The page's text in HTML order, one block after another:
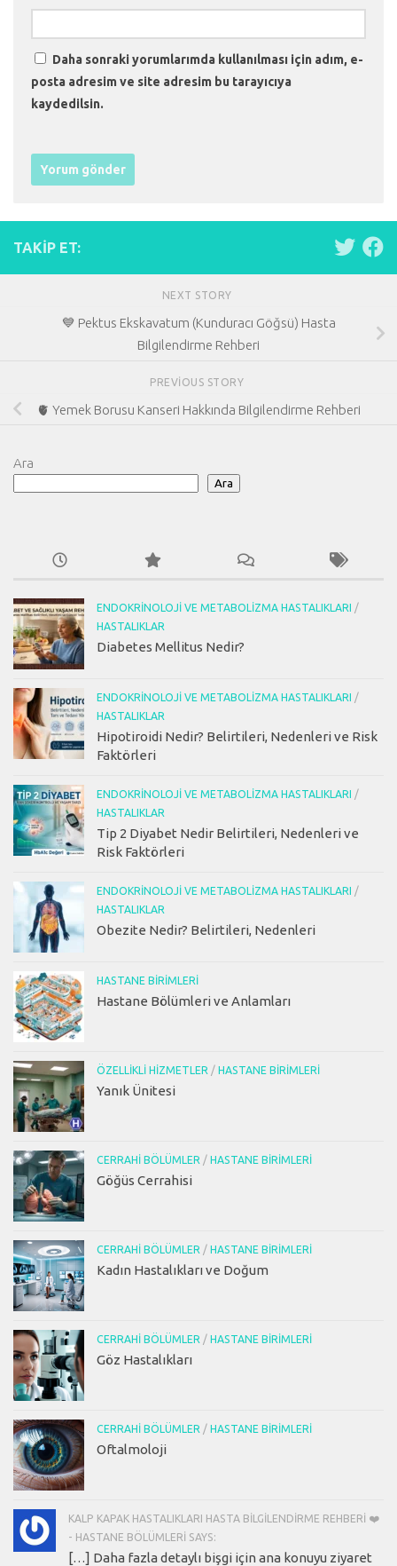
Daha sonraki yorumlarımda kullanılması için adım, e-
posta adresim ve site adresim bu tarayıcıya
kaydedilsin.
TAKIP ET:
NEXT STORY
💙 Pektus Ekskavatum (Kunduracı Göğsü) Hasta
Bilgilendirme Rehberi
PREVIOUS STORY
🫀 Yemek Borusu Kanseri Hakkında Bilgilendirme Rehberi
Ara
Ara
ENDOKRINOLOJI VE METABOLIZMA HASTALIKLARI /
HASTALIKLAR
Diabetes Mellitus Nedir?
ENDOKRINOLOJI VE METABOLIZMA HASTALIKLARI /
HASTALIKLAR
Hipotiroidi Nedir? Belirtileri, Nedenleri ve Risk
Faktörleri
ENDOKRINOLOJI VE METABOLIZMA HASTALIKLARI /
HASTALIKLAR
Tip 2 Diyabet Nedir Belirtileri, Nedenleri ve
Risk Faktörleri
ENDOKRINOLOJI VE METABOLIZMA HASTALIKLARI /
HASTALIKLAR
Obezite Nedir? Belirtileri, Nedenleri
HASTANE BIRIMLERI
Hastane Bölümleri ve Anlamları
ÖZELLIKLI HIZMETLER / HASTANE BIRIMLERI
Yanık Ünitesi
CERRAHI BÖLÜMLER / HASTANE BIRIMLERI
Göğüs Cerrahisi
CERRAHI BÖLÜMLER / HASTANE BIRIMLERI
Kadın Hastalıkları ve Doğum
CERRAHI BÖLÜMLER / HASTANE BIRIMLERI
Göz Hastalıkları
CERRAHI BÖLÜMLER / HASTANE BIRIMLERI
Oftalmoloji
KALP KAPAK HASTALIKLARI HASTA BILGILENDIRME REHBERI ❤️
- HASTANE BÖLÜMLERI SAYS:
[…] Daha fazla detaylı bişgi için ana konuyu ziyaret